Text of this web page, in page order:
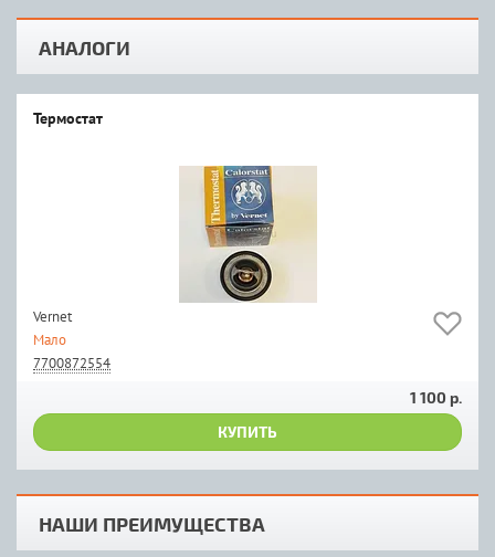
АНАЛОГИ
Термостат
Vernet
Мало
7700872554
1 100 р.
КУПИТЬ
НАШИ ПРЕИМУЩЕСТВА